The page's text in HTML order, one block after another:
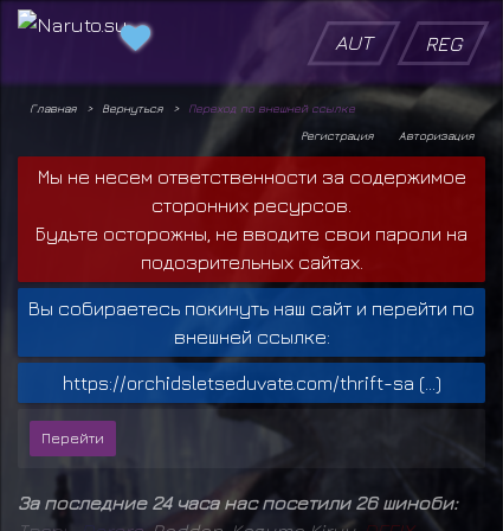
AUT REG
Главная Вернуться
Переход по внешней ссылке
Авторизация
Регистрация
Мы не несем ответственности за содержимое
сторонних ресурсов.
Будьте осторожны, не вводите свои пароли на
подозрительных сайтах.
Вы собираетесь покинуть наш сайт и перейти по
внешней ссылке:
https://orchidsletseduvate.com/thrift-sa (...)
За последние 24 часа нас посетили 26 шиноби: